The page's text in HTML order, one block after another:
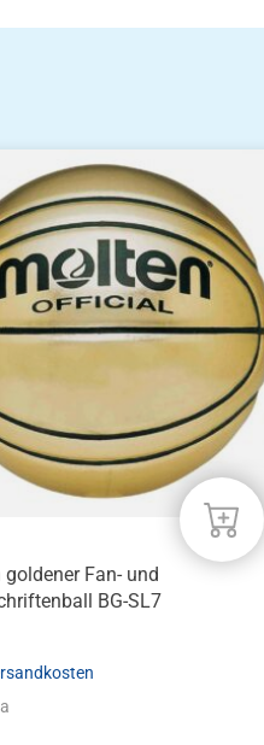
goldener Fan- und
BG-SL7